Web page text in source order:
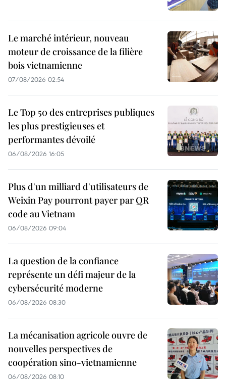
Le marché intérieur, nouveau
moteur de croissance de la filière
bois vietnamienne
07/08/2026 02:54
Le Top 50 des entreprises publiques
les plus prestigieuses et
performantes dévoilé
06/08/2026 16:05
Plus d'un milliard d'utilisateurs de
Weixin Pay pourront payer par QR
code au Vietnam
06/08/2026 09:04
La question de la confiance
représente un défi majeur de la
cybersécurité moderne
06/08/2026 08:30
La mécanisation agricole ouvre de
nouvelles perspectives de
coopération sino-vietnamienne
06/08/2026 08:10